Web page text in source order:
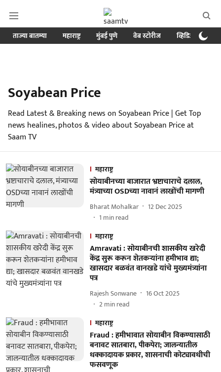
ताज्या बातम्या महाराष्ट्र मुंबई पुणे वेब स्टोरीज व्हिडिओ
Soyabean Price
Read Latest & Breaking news on Soyabean Price | Get Top
news healines, photos & video about Soyabean Price at
Saam TV
महाराष्ट्र
सोयाबीनच्या बाजारात भ्रष्टाचाराचे दलाल,
मंत्र्याच्या OSDच्या नावानं लाखोंची मागणी
Bharat Mohalkar
12 Dec 2025
1 min read
महाराष्ट्र
Amravati : सोयाबीनची शासकीय खरेदी
केंद्र सुरू करून शेतकऱ्यांना हमीभाव द्या;
खासदार बळवंत वानखडे यांचे मुख्यमंत्र्यांना
पत्र
Rajesh Sonwane
16 Oct 2025
2min read
महाराष्ट्र
Fraud : हमीभावात सोयाबीन विकण्यासाठी
बनावट सातबारा, पीकपेरा; जालन्यातील
धक्कादायक प्रकार, शासनाची कोट्यावधीची
फसवणूक